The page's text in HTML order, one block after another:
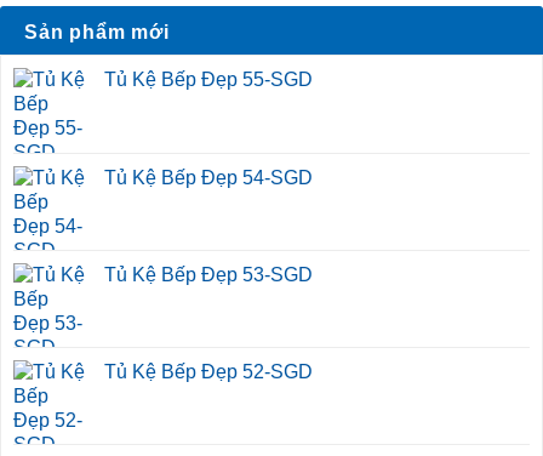
Sản phẩm mới
Tủ Kệ Bếp Đẹp 55-SGD
Tủ Kệ Bếp Đẹp 54-SGD
Tủ Kệ Bếp Đẹp 53-SGD
Tủ Kệ Bếp Đẹp 52-SGD